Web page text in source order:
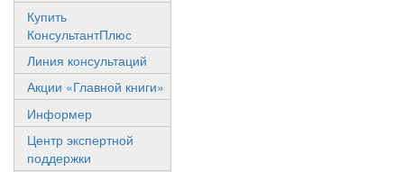
Купить
КонсультантПлюс
Линия консультаций
Акции «Главной книги»
Информер
Центр экспертной
поддержки